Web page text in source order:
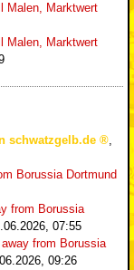
Malen, Marktwert
Malen, Marktwert
schwatzgelb.de
,
Borussia Dortmund
from Borussia
07:55
from Borussia
09:26